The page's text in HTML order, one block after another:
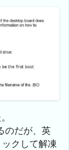
のだが、英
クして解凍